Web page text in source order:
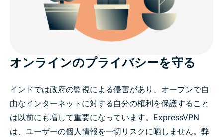
オンラインのプライバシーを守る
インドでは政府の監視による侵害があり、オープンで自
由なインターネットに対する自分の権利を保護すること
は以前にも増して重要になっています。ExpressVPN
は、ユーザーの個人情報を一切リスクに晒しません。弊